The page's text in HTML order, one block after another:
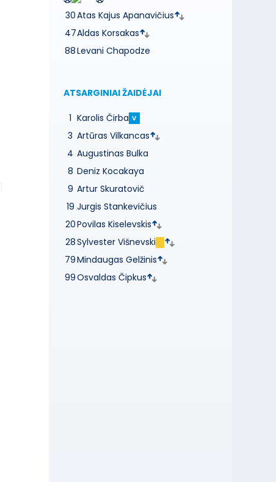
30Atas Kajus Apanavičius
47Aldas Korsakas
88Levani Chapodze
ATSARGINIAI ŽAIDĖJAI
1 Karolis Čirba V
3 Artūras Vilkancas
4 Augustinas Bulka
8 Deniz Kocakaya
9 Artur Skuratovič
19 Jurgis Stankevičius
20Povilas Kiselevskis
28Sylvester Višnevski
79Mindaugas Gelžinis
99Osvaldas Čipkus